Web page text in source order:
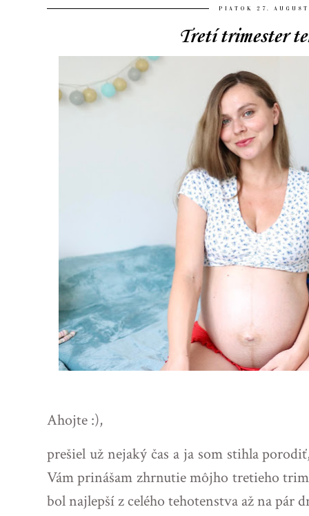
PIATOK 27.
Tretí trimester
Ahojte :),
prešiel už nejaký čas a ja som stihla
Vám prinášam zhrnutie môjho tretieho
bol najlepší z celého tehotenstva až na